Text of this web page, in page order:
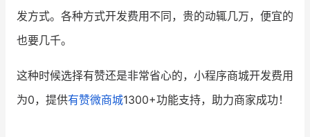
发方式。各种方式开发费用不同，贵的动辄几万，便宜的
也要几千。
这种时候选择有赞还是非常省心的，小程序商城开发费用
为0，提供有赞微商城1300+功能支持，助力商家成功！